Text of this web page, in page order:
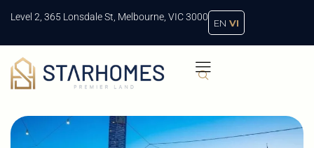
Level 2, 365 Lonsdale St, Melbourne, VIC 3000
EN VI